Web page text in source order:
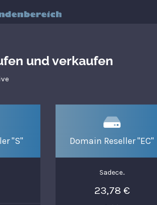
und verkaufen
"S" Domain Reseller "EC"
Sadece..
23,78 €